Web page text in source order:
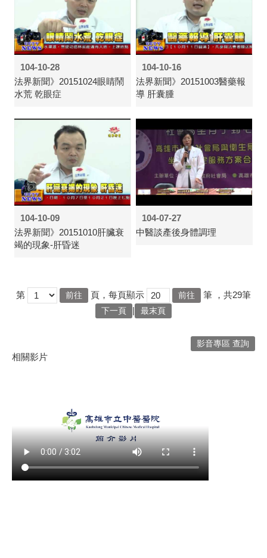
104-10-28
法界新聞》20151024眼睛鬧
水荒 乾眼症
104-10-16
法界新聞》20151003醫藥報
導 肝囊腫
104-10-09
法界新聞》20151010肝臟衰
竭的現象-肝昏迷
104-07-27
中醫談產後身體調理
第 頁，每頁顯示 筆 ，共29筆
下一頁 | 最末頁
影音專區 查詢
相關影片